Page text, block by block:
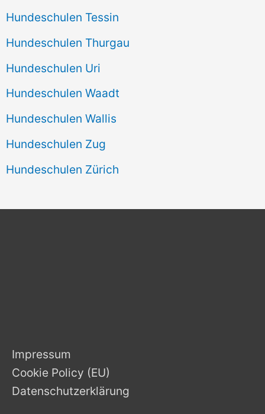
Hundeschulen Tessin
Hundeschulen Thurgau
Hundeschulen Uri
Hundeschulen Waadt
Hundeschulen Wallis
Hundeschulen Zug
Hundeschulen Zürich
Impressum
Cookie Policy (EU)
Datenschutzerklärung